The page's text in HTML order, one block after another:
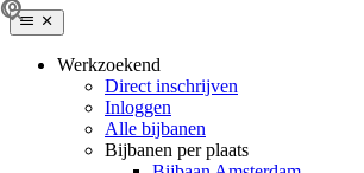
Werkzoekend
Direct inschrijven
Inloggen
Alle bijbanen
Bijbanen per plaats